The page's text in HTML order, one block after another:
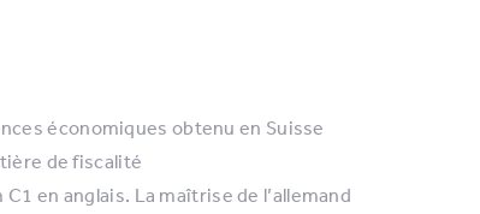
économiques obtenu en Suisse
de fiscalité
en anglais. La maîtrise de l’allemand